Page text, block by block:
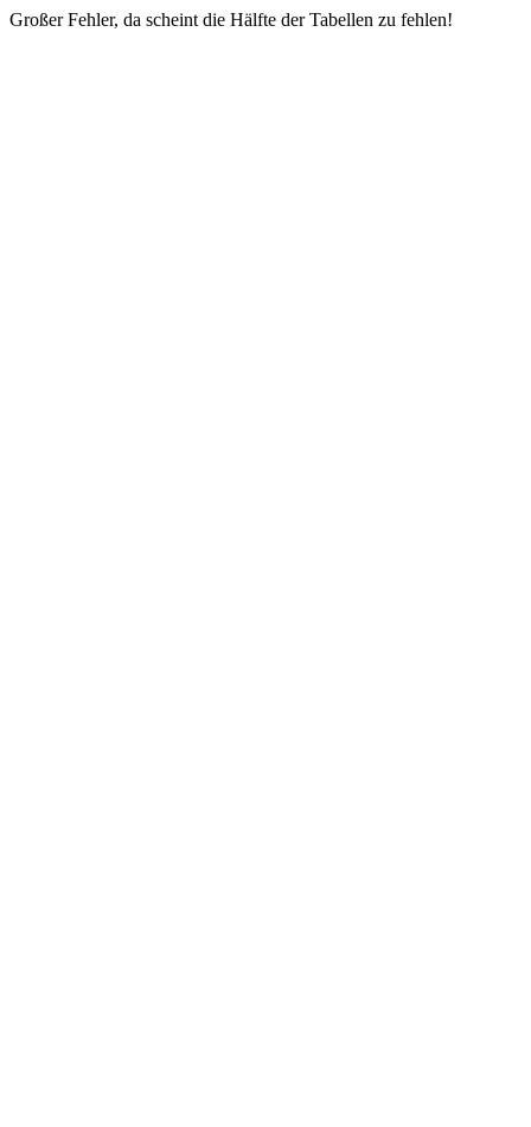
Großer Fehler, da scheint die Hälfte der Tabellen zu fehlen!